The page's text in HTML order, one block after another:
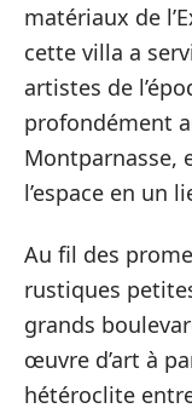
matériaux de
cette villa a
artistes de
profondément
Montparnasse,
l’espace en un
Au fil des
rustiques
grands
œuvre d’art à
hétéroclite